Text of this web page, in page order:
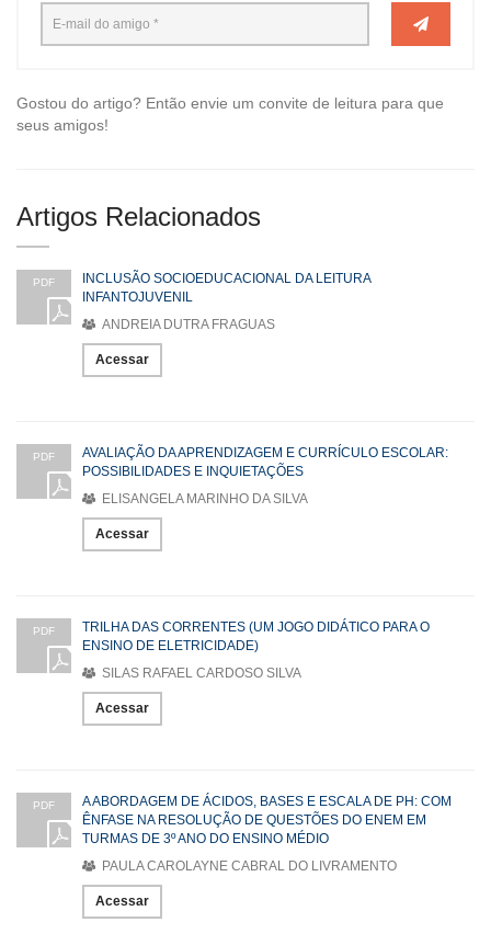
Gostou do artigo? Então envie um convite de leitura para que
seus amigos!
Artigos Relacionados
PDF
INCLUSÃO SOCIOEDUCACIONAL DA LEITURA
INFANTOJUVENIL
ANDREIA DUTRA FRAGUAS
Acessar
PDF
AVALIAÇÃO DA APRENDIZAGEM E CURRÍCULO ESCOLAR:
POSSIBILIDADES E INQUIETAÇÕES
ELISANGELA MARINHO DA SILVA
Acessar
PDF
TRILHA DAS CORRENTES (UM JOGO DIDÁTICO PARA O
ENSINO DE ELETRICIDADE)
SILAS RAFAEL CARDOSO SILVA
Acessar
PDF
A ABORDAGEM DE ÁCIDOS, BASES E ESCALA DE PH: COM
ÊNFASE NA RESOLUÇÃO DE QUESTÕES DO ENEM EM
TURMAS DE 3º ANO DO ENSINO MÉDIO
PAULA CAROLAYNE CABRAL DO LIVRAMENTO
Acessar